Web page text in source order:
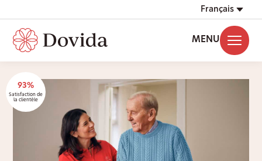
Français
MENU
93%
Satisfaction de
la clientèle